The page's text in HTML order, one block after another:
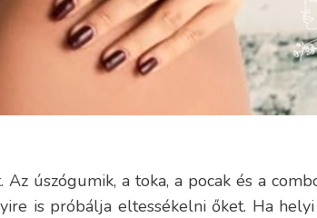
úszógumik, a toka, a pocak és a
is próbálja eltessékelni őket. Ha